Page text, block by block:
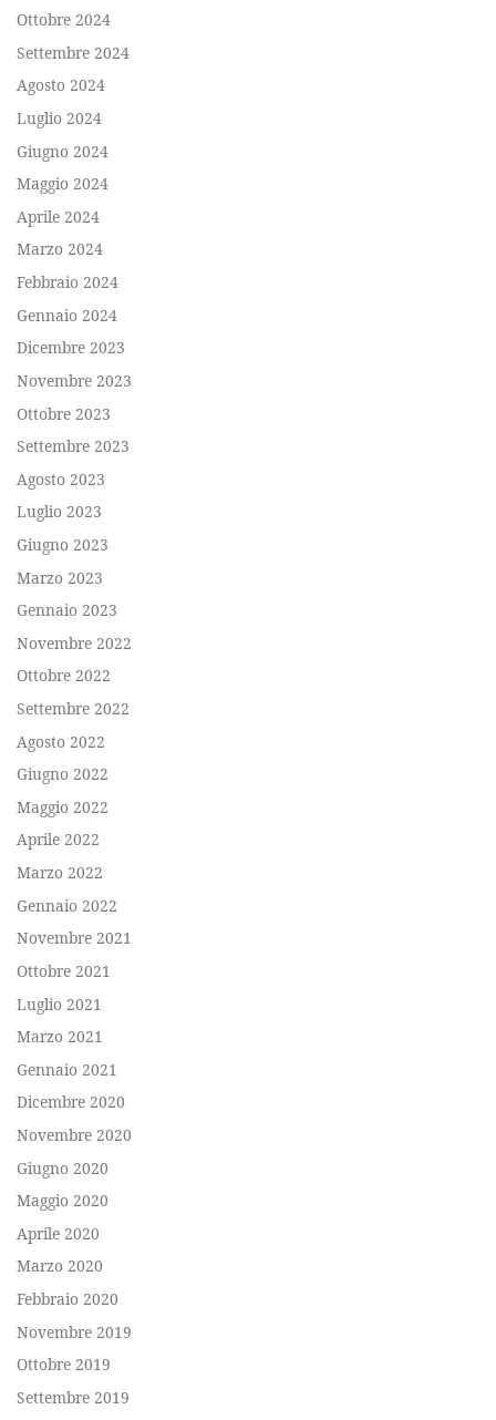
Ottobre 2024
Settembre 2024
Agosto 2024
Luglio 2024
Giugno 2024
Maggio 2024
Aprile 2024
Marzo 2024
Febbraio 2024
Gennaio 2024
Dicembre 2023
Novembre 2023
Ottobre 2023
Settembre 2023
Agosto 2023
Luglio 2023
Giugno 2023
Marzo 2023
Gennaio 2023
Novembre 2022
Ottobre 2022
Settembre 2022
Agosto 2022
Giugno 2022
Maggio 2022
Aprile 2022
Marzo 2022
Gennaio 2022
Novembre 2021
Ottobre 2021
Luglio 2021
Marzo 2021
Gennaio 2021
Dicembre 2020
Novembre 2020
Giugno 2020
Maggio 2020
Aprile 2020
Marzo 2020
Febbraio 2020
Novembre 2019
Ottobre 2019
Settembre 2019